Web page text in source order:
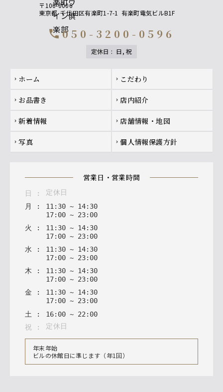
〒100-0006
東京都 千代田区有楽町1-7-1 有楽町電気ビルB1F
call050-3200-0596
定休日 : 日, 祝
Footer navigation
chevron_right ホーム chevron_right こだわり
chevron_right お品書き chevron_right 店内紹介
chevron_right 新着情報 chevron_right 店舗情報・地図
chevron_right 写真 chevron_right 個人情報保護方針
営業日・営業時間
日 :
定休日
月
: 11 : 30 ~ 14: 30
17: 00 ~ 23: 00
火
: 11 : 30 ~ 14: 30
17: 00 ~ 23: 00
水 : 11 : 30 ~ 14: 30
17: 00 ~ 23: 00
木 : 11: 30 ~ 14: 30
17: 00 ~ 23: 00
金 : 11: 30 ~ 14: 30
17: 00 ~ 23: 00
土 : 16: 00 ~ 22 : 00
祝 : 定休日
年末年始
ビルの休館日に準じます（年1回）